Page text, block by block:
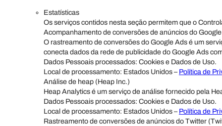
Estatísticas
Os serviços contidos nesta seção permitem que o
Acompanhamento de conversões de anúncios do Google
O rastreamento de conversões do Google Ads é um
conecta dados da rede de publicidade do Google Ads
Dados Pessoais processados: Cookies e Dados de Uso.
Local de processamento: Estados Unidos – Política de
Análise de heap (Heap Inc.)
Heap Analytics é um serviço de análise fornecido pela
Dados Pessoais processados: Cookies e Dados de Uso.
Local de processamento: Estados Unidos – Política de
Rastreamento de conversões de anúncios do Twitter